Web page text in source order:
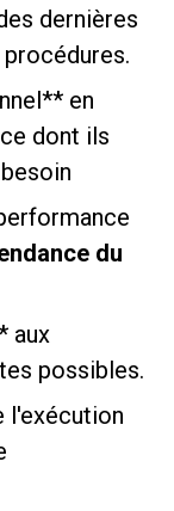
dernières
en
dont ils
du
aux
possibles.
l'exécution